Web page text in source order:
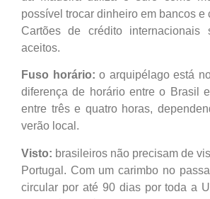
possível trocar dinheiro em bancos e
Cartões de crédito internacionais
aceitos.
Fuso horário: o arquipélago está
diferença de horário entre o Brasil
entre três e quatro horas,
verão local.
Visto: brasileiros não precisam de
Portugal. Com um carimbo no
circular por até 90 dias por toda a